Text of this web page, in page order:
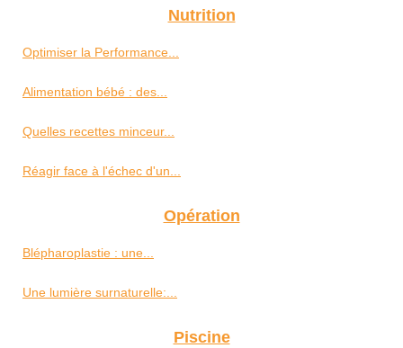
Nutrition
Optimiser la Performance...
Alimentation bébé : des...
Quelles recettes minceur...
Réagir face à l'échec d'un...
Opération
Blépharoplastie : une...
Une lumière surnaturelle:...
Piscine